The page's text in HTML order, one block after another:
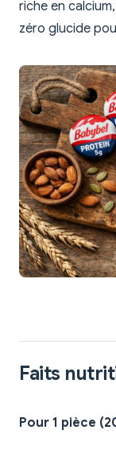
riche en
zéro glucide
Faits
Pour 1 pièce